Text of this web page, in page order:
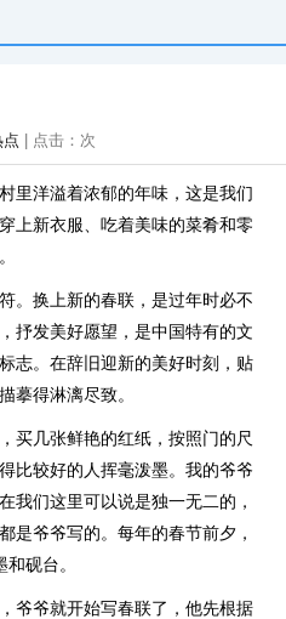
点 | 点击： 次
里洋溢着浓郁的年味，这是我们
上新衣服、吃着美味的菜肴和零
。换上新的春联，是过年时必不
抒发美好愿望，是中国特有的文
志。在辞旧迎新的美好时刻，贴
摹得淋漓尽致。
买几张鲜艳的红纸，按照门的尺
比较好的人挥毫泼墨。我的爷爷
我们这里可以说是独一无二的，
是爷爷写的。每年的春节前夕，
砚台。
爷爷就开始写春联了，他先根据